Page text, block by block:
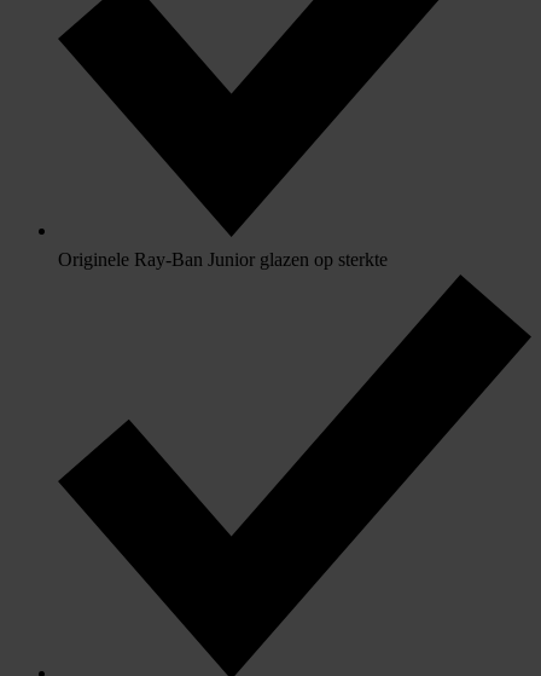
Originele Ray-Ban Junior glazen op sterkte